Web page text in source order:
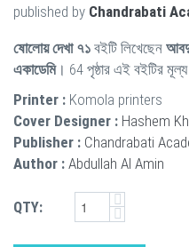
published by Chandrabati
ষোলোয় দেখা ৭১ বইটি লিখেছেন
একাডেমি। 64 পৃষ্ঠার এই বইটির
Printer : Komola printers
Cover Designer : Hashem
Publisher : Chandrabati
Author : Abdullah Al Amin
QTY: